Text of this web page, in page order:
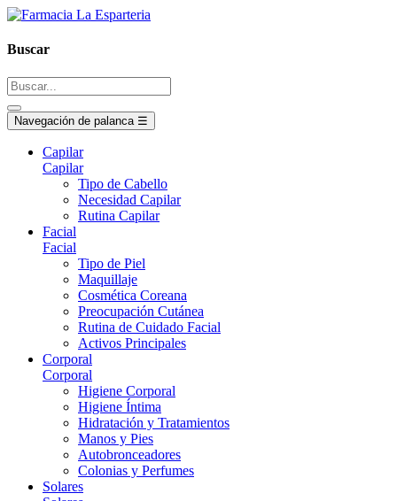
Buscar
Navegación de palanca ☰
Capilar
Capilar
Tipo de Cabello
Necesidad Capilar
Rutina Capilar
Facial
Facial
Tipo de Piel
Maquillaje
Cosmética Coreana
Preocupación Cutánea
Rutina de Cuidado Facial
Activos Principales
Corporal
Corporal
Higiene Corporal
Higiene Íntima
Hidratación y Tratamientos
Manos y Pies
Autobronceadores
Colonias y Perfumes
Solares